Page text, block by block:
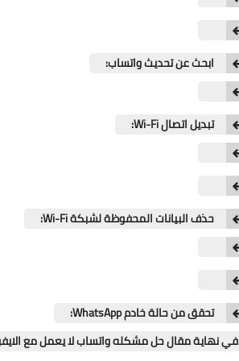
ابحث عن تحديث واتساب:
تبديل اتصال Wi-Fi:
حذف البيانات المحفوظة لشبكة Wi-Fi:
تحقق من حالة خادم WhatsApp:
في نهاية مقال حل مشكله واتساب لا يعمل مع